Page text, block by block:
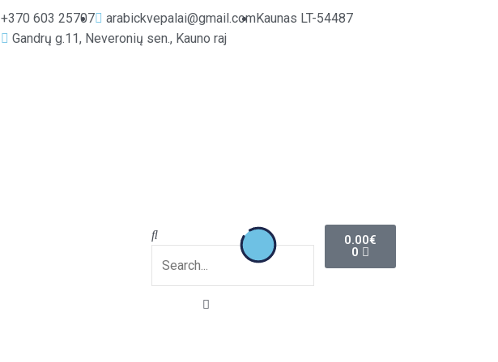
+370 603 25707 arabickvepalai@gmail.comKaunas LT-54487
Gandrų g.11, Neveronių sen., Kauno raj
Search
Search
Close
0.00€
0
Cart